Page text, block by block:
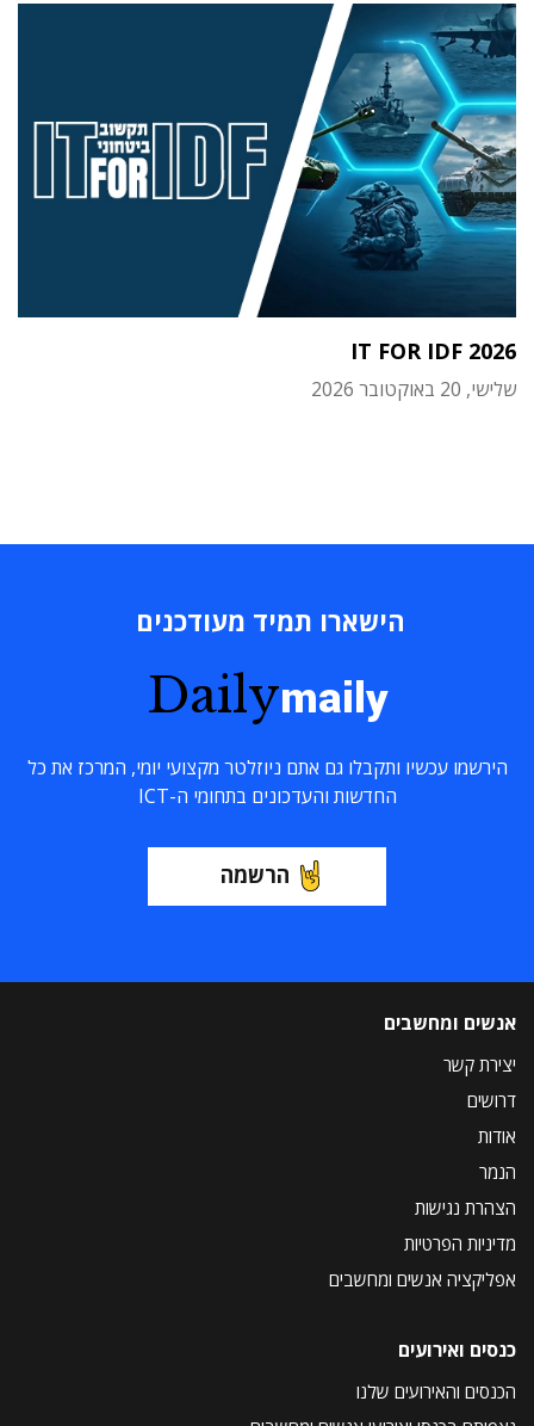
IT FOR IDF 2026
שלישי, 20 באוקטובר 2026
הישארו תמיד מעודכנים
Dailymaily
הירשמו עכשיו ותקבלו גם אתם ניוזלטר מקצועי יומי, המרכז את כל
החדשות והעדכונים בתחומי ה-ICT
הרשמה
אנשים ומחשבים
יצירת קשר
דרושים
אודות
הנמר
הצהרת נגישות
מדיניות הפרטיות
אפליקציה אנשים ומחשבים
כנסים ואירועים
הכנסים והאירועים שלנו